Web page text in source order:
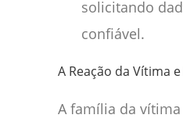
solicitando
confiável.
A Reação da Vítima
A família da